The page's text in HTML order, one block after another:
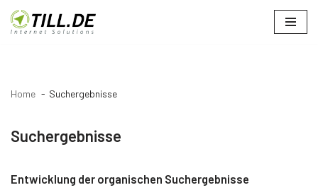
Zum
Home Suchergebnisse
Suchergebnisse
Entwicklung der organischen Suchergebnisse